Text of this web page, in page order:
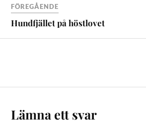
FÖREGÅENDE
Hundfjället på höstlovet
Lämna ett svar